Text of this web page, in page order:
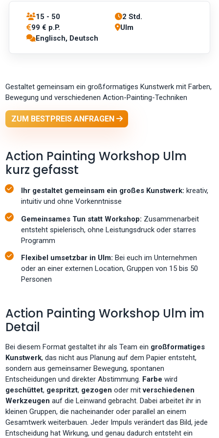
15 - 50
2 Std.
99 € p.P.
Ulm
Englisch, Deutsch
Gestaltet gemeinsam ein großformatiges Kunstwerk mit Farben,
Bewegung und verschiedenen Action-Painting-Techniken
ZUM BESTPREIS ANFRAGEN
Action Painting Workshop Ulm
kurz gefasst
Ihr gestaltet gemeinsam ein großes Kunstwerk:kreativ,
intuitiv und ohne Vorkenntnisse
Gemeinsames Tun statt Workshop: Zusammenarbeit
entsteht spielerisch, ohne Leistungsdruck oder starres
Programm
Flexibel umsetzbar in Ulm:Bei euch im Unternehmen
oder an einer externen Location, Gruppen von 15 bis 50
Personen
Action Painting Workshop Ulm im
Detail
Bei diesem Format gestaltet ihr als Team ein großformatiges
Kunstwerk, das nicht aus Planung auf dem Papier entsteht,
sondern aus gemeinsamer Bewegung, spontanen
Entscheidungen und direkter Abstimmung. Farbewird
geschüttet, gespritzt, gezogenoder mitverschiedenen
Werkzeugenauf die Leinwand gebracht. Dabei arbeitet ihr in
kleinen Gruppen, die nacheinander oder parallel an einem
Gesamtwerk weiterbauen. Jeder Impuls verändert das Bild, jede
Entscheidung hat Wirkung, und genau dadurch entsteht ein